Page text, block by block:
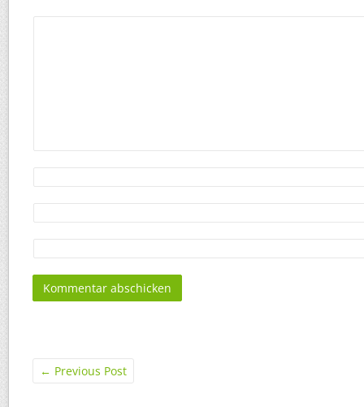
← Previous Post